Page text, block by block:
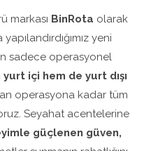
markası BinRota olarak
yapılandırdığımız yeni
sadece operasyonel
yurt içi hem de yurt dışı
operasyona kadar tüm
Seyahat acentelerine
güçlenen güven,